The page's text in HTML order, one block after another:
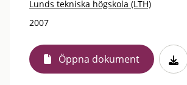
Lunds tekniska högskola (LTH)
2007
Öppna dokument